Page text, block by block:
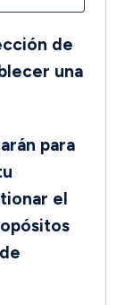
de
una
para
el